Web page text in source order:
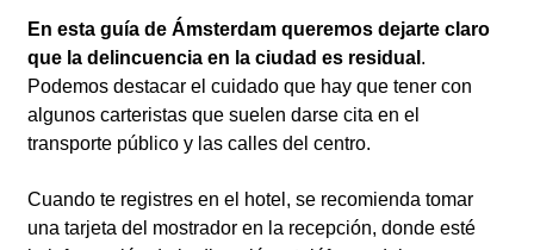
En esta guía de Ámsterdam queremos dejarte claro
que la delincuencia en la ciudad es residual .
Podemos destacar el cuidado que hay que tener con
algunos carteristas que suelen darse cita en el
transporte público y las calles del centro.
Cuando te registres en el hotel, se recomienda tomar
una tarjeta del mostrador en la recepción, donde esté